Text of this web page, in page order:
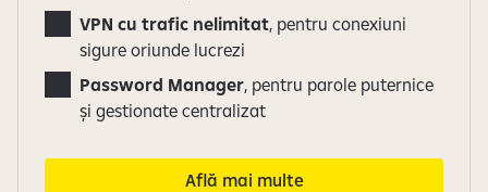
VPN cu trafic nelimitat, pentru conexiuni
sigure oriunde lucrezi
Password Manager, pentru parole puternice
și gestionate centralizat
Află mai multe